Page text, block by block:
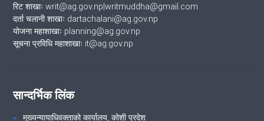
रिट शाखाः writ@ag.gov.np|writmuddha@gmail.com
दर्ता चलानी शाखाः dartachalani@ag.gov.np
योजना महाशाखाः planning@ag.gov.np
सूचना प्रविधि महाशाखाः it@ag.gov.np
सान्दर्भिक लिंक
मुख्यन्यायाधिवक्ताको कार्यालय, कोशी प्रदेश